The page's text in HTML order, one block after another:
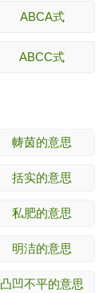
ABCA式
ABCC式
帱茵的意思
括实的意思
私肥的意思
明洁的意思
凸凹不平的意思